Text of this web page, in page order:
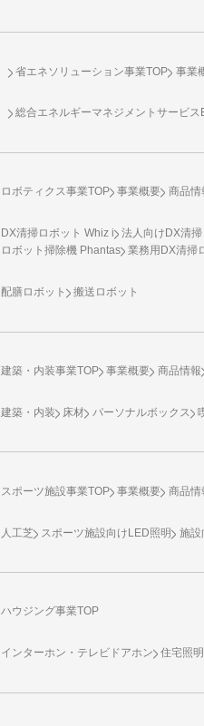
省エネソリューション事業TOP 事業
総合エネルギーマネジメントサービ
ロボティクス事業TOP 事業概要 商品情
DX清掃ロボット Whiz i
法人向けDX清
ロボット掃除機 Phantas
業務用DX清掃
配膳ロボット 搬送ロボット
建築・内装事業TOP 事業概要 商品情報
建築・内装 床材 パーソナルボックス
スポーツ施設事業TOP 事業概要 商品情
人工芝 スポーツ施設向けLED照明 施設
ハウジング事業TOP
インターホン・テレビドアホン 住宅照明